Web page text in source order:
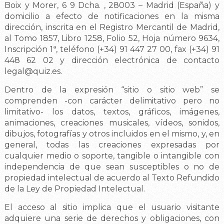
Boix y Morer, 6 9 Dcha. , 28003 – Madrid (España) y
domicilio a efecto de notificaciones en la misma
dirección, inscrita en el Registro Mercantil de Madrid,
al Tomo 1857, Libro 1258, Folio 52, Hoja número 9634,
Inscripción 1ª, teléfono (+34) 91 447 27 00, fax (+34) 91
448 62 02 y dirección electrónica de contacto
legal@quiz.es.
Dentro de la expresión “sitio o sitio web” se
comprenden -con carácter delimitativo pero no
limitativo- los datos, textos, gráficos, imágenes,
animaciones, creaciones musicales, vídeos, sonidos,
dibujos, fotografías y otros incluidos en el mismo, y, en
general, todas las creaciones expresadas por
cualquier medio o soporte, tangible o intangible con
independencia de que sean susceptibles o no de
propiedad intelectual de acuerdo al Texto Refundido
de la Ley de Propiedad Intelectual.
El acceso al sitio implica que el usuario visitante
adquiere una serie de derechos y obligaciones, con